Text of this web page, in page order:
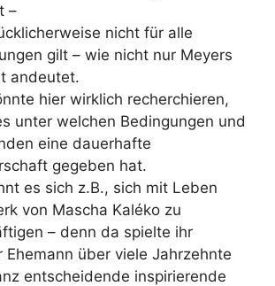
–
nicht für alle
gilt – wie nicht nur Meyers
andeutet.
hier wirklich recherchieren,
unter welchen Bedingungen und
eine dauerhafte
gegeben hat.
es sich z.B., sich mit Leben
von Mascha Kaléko zu
– denn da spielte ihr
Ehemann über viele Jahrzehnte
entscheidende inspirierende